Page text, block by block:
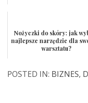
Nożyczki do skóry: jak
najlepsze narzędzie dla
warsztatu?
POSTED IN: BIZNES,